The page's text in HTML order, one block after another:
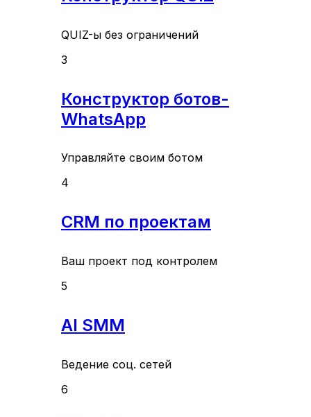
QUIZ-ы без ограничений
3
Конструктор ботов-
WhatsApp
Управляйте своим ботом
4
CRM по проектам
Ваш проект под контролем
5
AI SMM
Ведение соц. сетей
6